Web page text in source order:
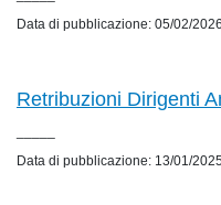
Data di pubblicazione: 05/02/2026
Retribuzioni Dirigenti
Data di pubblicazione: 13/01/